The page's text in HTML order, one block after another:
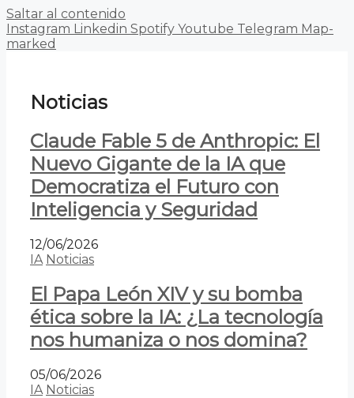
Saltar al contenido
Instagram Linkedin Spotify Youtube Telegram Map-
marked
Noticias
Claude Fable 5 de Anthropic: El
Nuevo Gigante de la IA que
Democratiza el Futuro con
Inteligencia y Seguridad
12/06/2026
IA Noticias
El Papa León XIV y su bomba
ética sobre la IA: ¿La tecnología
nos humaniza o nos domina?
05/06/2026
IA Noticias